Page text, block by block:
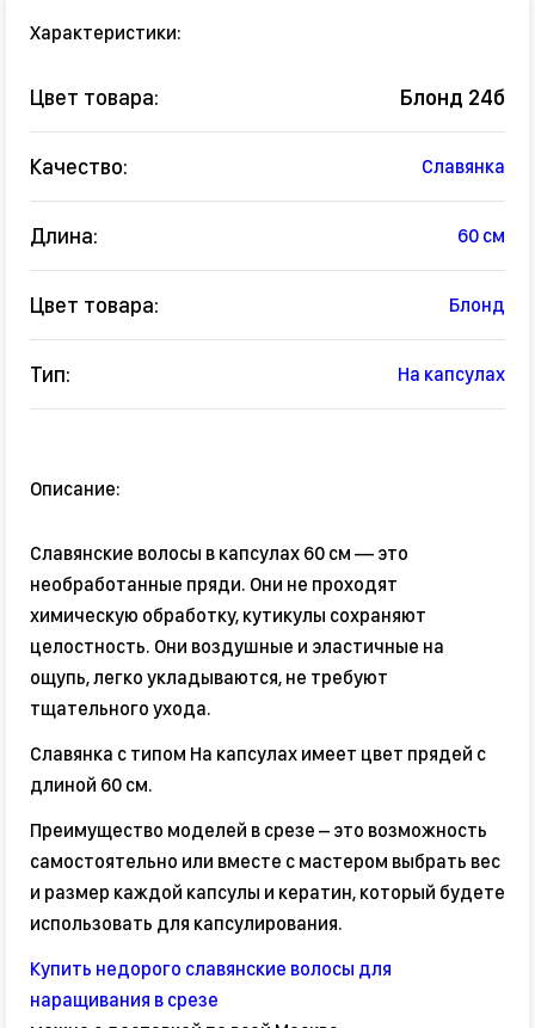
Характеристики:
Цвет товара: Блонд 24б
Качество: Славянка
Длина: 60 см
Цвет товара: Блонд
Тип: На капсулах
Описание:
Славянские волосы в капсулах 60 см — это
необработанные пряди. Они не проходят
химическую обработку, кутикулы сохраняют
целостность. Они воздушные и эластичные на
ощупь, легко укладываются, не требуют
тщательного ухода.
Славянка с типом На капсулах имеет цвет прядей с
длиной 60 см.
Преимущество моделей в срезе – это возможность
самостоятельно или вместе с мастером выбрать вес
и размер каждой капсулы и кератин, который будете
использовать для капсулирования.
Купить недорого славянские волосы для
наращивания в срезе